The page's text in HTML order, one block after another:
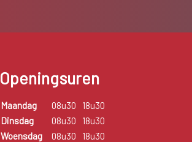
Openingsuren
Maandag 08u30
18u30
Dinsdag
08u30
18u30
Woensdag
08u30
18u30